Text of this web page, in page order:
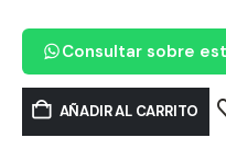
Consultar sobre
AÑADIR AL CARRITO